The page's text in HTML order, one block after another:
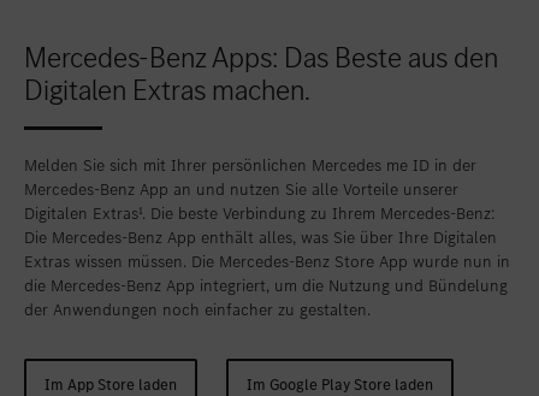
Mercedes-Benz Apps: Das Beste aus den
Digitalen Extras machen.
Melden Sie sich mit Ihrer persönlichen Mercedes me ID in der
Mercedes-Benz App an und nutzen Sie alle Vorteile unserer
Digitalen Extras¹. Die beste Verbindung zu Ihrem Mercedes-Benz:
Die Mercedes-Benz App enthält alles, was Sie über Ihre Digitalen
Extras wissen müssen. Die Mercedes-Benz Store App wurde nun in
die Mercedes-Benz App integriert, um die Nutzung und Bündelung
der Anwendungen noch einfacher zu gestalten.
Im App Store laden Im Google Play Store laden